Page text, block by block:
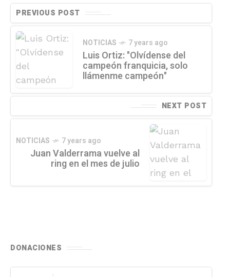
PREVIOUS POST
NOTICIAS 7 years ago
Luis Ortiz: "Olvídense del
campeón franquicia, solo
llámenme campeón"
NEXT POST
NOTICIAS 7 years ago
Juan Valderrama vuelve al
ring en el mes de julio
DONACIONES